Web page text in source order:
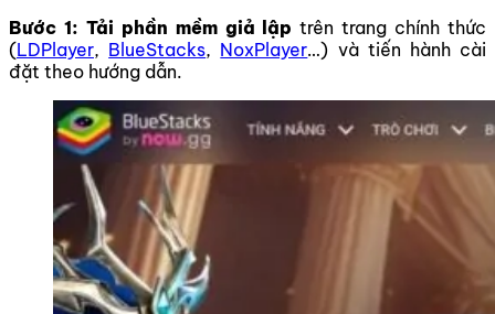
Bước 1: Tải phần mềm giả lậptrên trang chính thức
(LDPlayer, BlueStacks, NoxPlayer…) và tiến hành cài
đặt theo hướng dẫn.